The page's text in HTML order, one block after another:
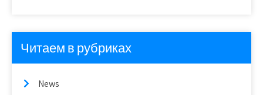
Читаем в рубриках
News